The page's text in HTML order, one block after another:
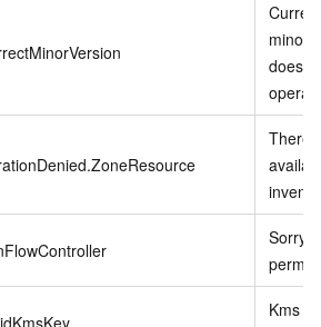
minor
does
There
Kms